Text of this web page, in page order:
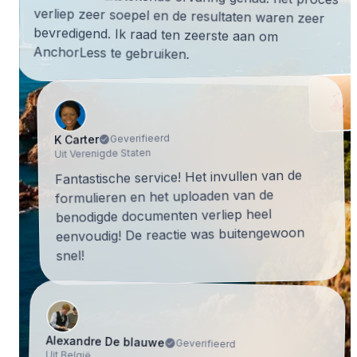
AnchorLess te gebruiken.
K Carter Geverifieerd
Uit Verenigde Staten
Fantastische service! Het invullen van de
formulieren en het uploaden van de
benodigde documenten verliep heel
eenvoudig! De reactie was buitengewoon
snel!
Alexandre De blauwe Geverifieerd